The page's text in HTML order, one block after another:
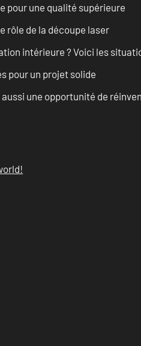
pour une qualité supérieure
rôle de la découpe laser
intérieure ? Voici les
pour un projet solide
une opportunité de